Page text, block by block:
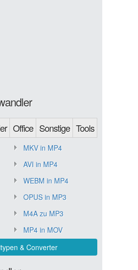
Office Sonstige Tools
MKV in MP4
AVI in MP4
WEBM in MP4
OPUS in MP3
M4A zu MP3
MP4 in MOV
& Converter